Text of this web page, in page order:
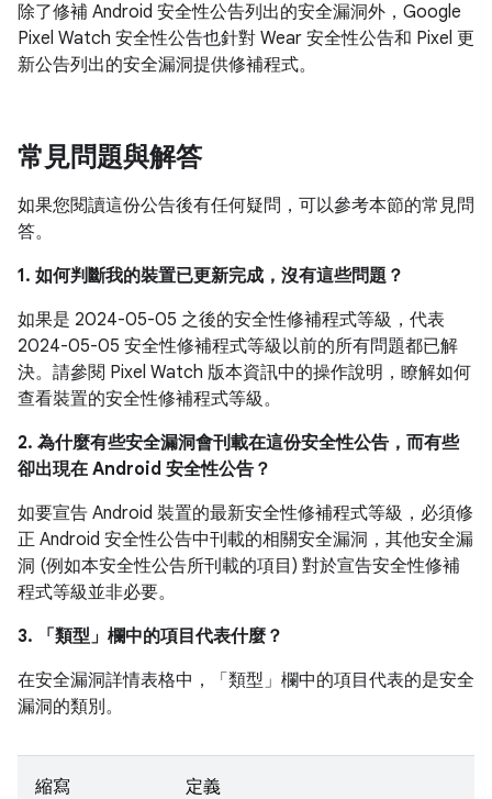
除了修補 Android 安全性公告列出的安全漏洞外，Google
Pixel Watch 安全性公告也針對 Wear 安全性公告和 Pixel 更
新公告列出的安全漏洞提供修補程式。
常見問題與解答
如果您閱讀這份公告後有任何疑問，可以參考本節的常見問
答。
1. 如何判斷我的裝置已更新完成，沒有這些問題？
如果是 2024-05-05 之後的安全性修補程式等級，代表
2024-05-05 安全性修補程式等級以前的所有問題都已解
決。請參閱 Pixel Watch 版本資訊中的操作說明，瞭解如何
查看裝置的安全性修補程式等級。
2. 為什麼有些安全漏洞會刊載在這份安全性公告，而有些
卻出現在 Android 安全性公告？
如要宣告 Android 裝置的最新安全性修補程式等級，必須修
正 Android 安全性公告中刊載的相關安全漏洞，其他安全漏
洞 (例如本安全性公告所刊載的項目) 對於宣告安全性修補
程式等級並非必要。
3. 「類型」 欄中的項目代表什麼？
在安全漏洞詳情表格中，「類型」 欄中的項目代表的是安全
漏洞的類別。
縮寫 定義